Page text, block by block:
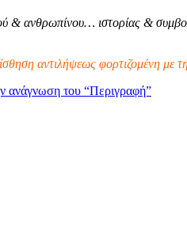
& ανθρωπίνου… ιστορίας &
αντιλήψεως φορτιζομένη με
ανάγνωση του “Περιγραφή”